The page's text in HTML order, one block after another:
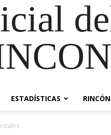
ESTADÍSTICAS